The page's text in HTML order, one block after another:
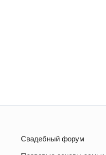
Свадебный форум